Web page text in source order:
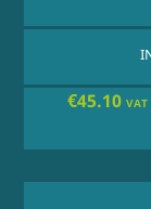
€45.10